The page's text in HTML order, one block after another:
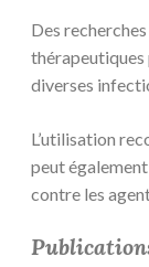
Des
thérapeutiques
diverses
L’utilisation
peut
contre les